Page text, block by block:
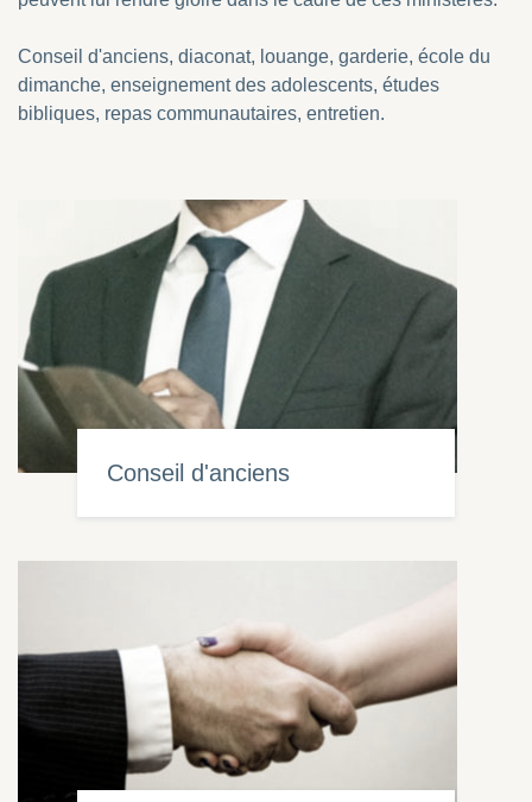
Conseil d'anciens, diaconat, louange, garderie, école du
dimanche, enseignement des adolescents, études
bibliques, repas communautaires, entretien.
Conseil d'anciens